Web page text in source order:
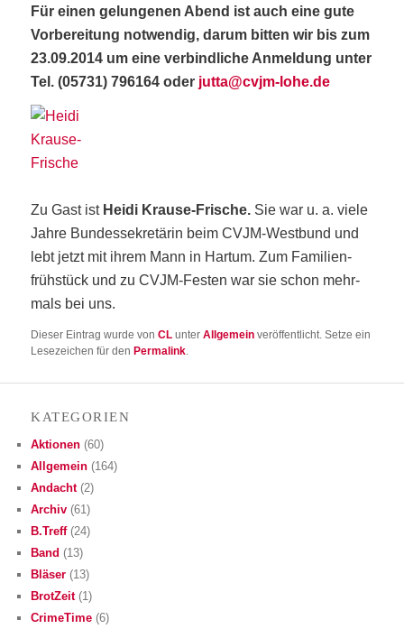
Für einen gelun­ge­nen Abend ist auch eine gute
Vor­be­rei­tung not­wen­dig, dar­um bit­ten wir bis zum
23.09.2014 um eine ver­bind­­­li­che Anmel­dung unter
Tel. (05731) 796164 oder jutta@cvjm-lohe.de
Zu Gast ist Hei­di Krau­se-Fri­sche. Sie war u. a. vie­le
Jah­re Bun­des­se­kre­tä­rin beim CVJM-West­bund und
lebt jetzt mit ihrem Mann in Har­tum. Zum Fami­li­en­
früh­stück und zu CVJM-Fes­ten war sie schon mehr­
mals bei uns.
Dieser Eintrag wurde vonCL unterAllgemein veröffentlicht. Setze ein
Lesezeichen für den Permalink.
KATE­GO­RIEN
Aktionen (60)
Allgemein (164)
Andacht(2)
Archiv (61)
B.Treff(24)
Band (13)
Bläser (13)
BrotZeit(1)
CrimeTime (6)